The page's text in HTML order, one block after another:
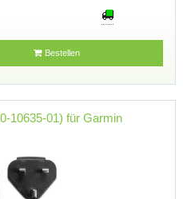
Bestellen
10635-01) für Garmin